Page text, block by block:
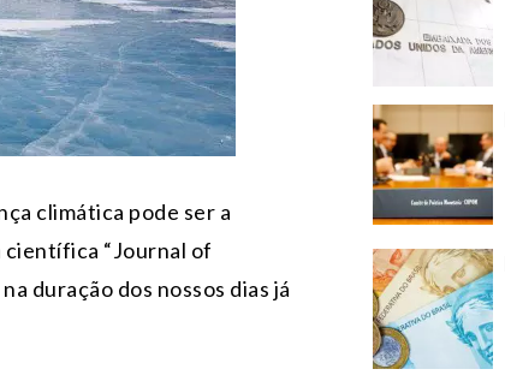
climática pode ser a
científica “Journal of
duração dos nossos dias já